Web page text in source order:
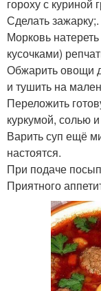
гороху с куриной
Сделать зажарку;.
Морковь
кусочками)
Обжарить овощи
и тушить на
Переложить
куркумой, солью
Варить суп ещё
настоятся.
При подаче
Приятного